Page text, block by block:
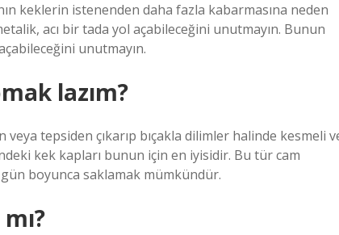
keklerin istenenden daha fazla kabarmasına neden
acı bir tada yol açabileceğini unutmayın. Bunun
unutmayın.
lazım?
tepsiden çıkarıp bıçakla dilimler halinde kesmeli
kek kapları bunun için en iyisidir. Bu tür cam
boyunca saklamak mümkündür.